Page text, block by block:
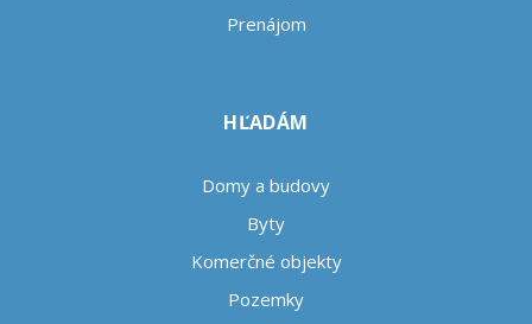
Prenájom
HĽADÁM
Domy a budovy
Byty
Komerčné objekty
Pozemky